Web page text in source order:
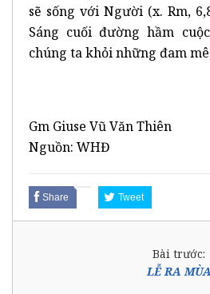
sẽ sống với Người (x. Rm,
Sáng cuối đường hầm
chúng ta khỏi những đam
Gm Giuse Vũ Văn Thiên
Nguồn: WHĐ
Share Tweet
Bài trước:
LỄ RA MÙA